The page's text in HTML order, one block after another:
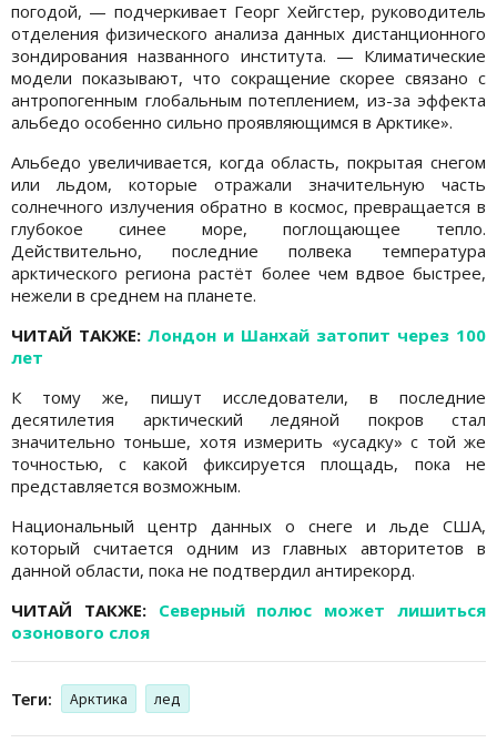
погодой, — подчеркивает Георг Хейгстер, руководитель
отделения физического анализа данных дистанционного
зондирования названного института. — Климатические
модели показывают, что сокращение скорее связано с
антропогенным глобальным потеплением, из-за эффекта
альбедо особенно сильно проявляющимся в Арктике».
Альбедо увеличивается, когда область, покрытая снегом
или льдом, которые отражали значительную часть
солнечного излучения обратно в космос, превращается в
глубокое синее море, поглощающее тепло.
Действительно, последние полвека температура
арктического региона растёт более чем вдвое быстрее,
нежели в среднем на планете.
ЧИТАЙ ТАКЖЕ: Лондон и Шанхай затопит через 100
лет
К тому же, пишут исследователи, в последние
десятилетия арктический ледяной покров стал
значительно тоньше, хотя измерить «усадку» с той же
точностью, с какой фиксируется площадь, пока не
представляется возможным.
Национальный центр данных о снеге и льде США,
который считается одним из главных авторитетов в
данной области, пока не подтвердил антирекорд.
ЧИТАЙ ТАКЖЕ: Северный полюс может лишиться
озонового слоя
Теги: Арктика лед